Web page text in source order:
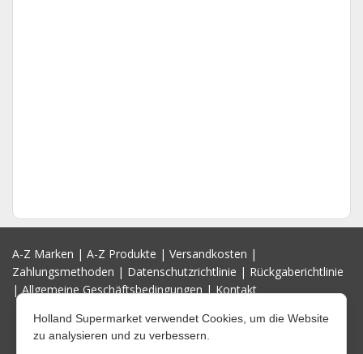
A-Z Marken | A-Z Produkte | Versandkosten |
Zahlungsmethoden | Datenschutzrichtlinie | Rückgaberichtlinie
|Allgemeine Geschäftsbedingungen|Kontakt
Holland Supermarket verwendet Cookies, um die Website
zu analysieren und zu verbessern.